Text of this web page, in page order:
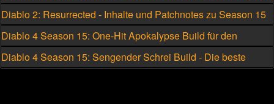
Diablo 2: Resurrected - Inhalte und Patchnotes zu Season 15
Diablo 4 Season 15: One-Hit Apokalypse Build für den
Hexenmeister
Diablo 4 Season 15: Sengender Schrei Build - Die beste
Skillung für den Hexenmeister